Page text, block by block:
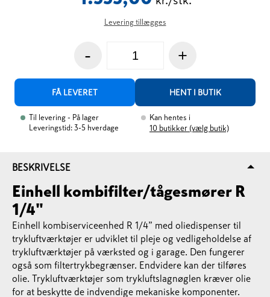
Levering tillægges
- +
FÅ LEVERET HENT I BUTIK
Til levering - På lager
Leveringstid: 3-5 hverdage
Kan hentes i
10 butikker (vælg butik)
BESKRIVELSE
Einhell kombifilter/tågesmører R
1/4"
Einhell kombiserviceenhed R 1/4” med oliedispenser til
trykluftværktøjer er udviklet til pleje og vedligeholdelse af
trykluftværktøjer på værksted og i garage. Den fungerer
også som filtertrykbegrænser. Endvidere kan der tilføres
olie. Trykluftværktøjer som trykluftslagnøglen kræver olie
for at beskytte de indvendige mekaniske komponenter.